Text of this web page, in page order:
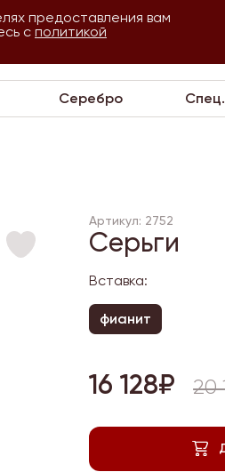
VIP Партнеры
Серебро
Артикул: 2752
Серьги
Вставка:
фианит
16 128₽ 20
предоставления вам
с политикой